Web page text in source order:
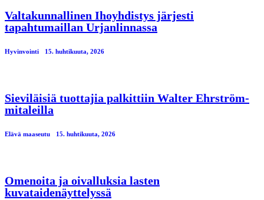
Valtakunnallinen Ihoyhdistys järjesti
tapahtumaillan Urjanlinnassa
Hyvinvointi 15. huhtikuuta, 2026
Sieviläisiä tuottajia palkittiin Walter Ehrström-
mitaleilla
Elävä maaseutu 15. huhtikuuta, 2026
Omenoita ja oivalluksia lasten
kuvataidenäyttelyssä